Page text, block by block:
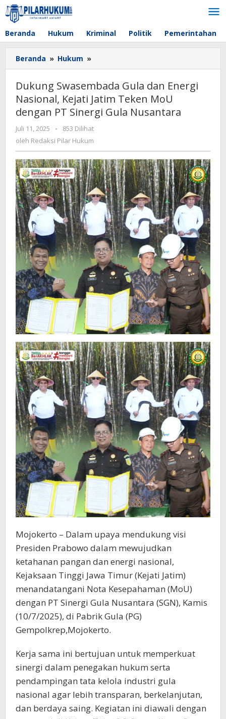
Lewati
ke
konten
Beranda Hukum Kriminal Politik Pemerintahan
Beranda » Hukum »
Swasembada
Gula
dan
Energi
Nasional,
Jatim
Teken
MoU
dengan
PT
Sinergi
Gula
Nusantara
Dukung Swasembada Gula dan Energi
Nasional, Kejati Jatim Teken MoU
dengan PT Sinergi Gula Nusantara
Juli 11, 2025
oleh
Redaksi
Hukum
-
853 Dilihat
oleh Redaksi Pilar Hukum
Mojokerto – Dalam upaya mendukung visi
Presiden Prabowo dalam mewujudkan
ketahanan pangan dan energi nasional,
Kejaksaan Tinggi Jawa Timur (Kejati Jatim)
menandatangani Nota Kesepahaman (MoU)
dengan PT Sinergi Gula Nusantara (SGN), Kamis
(10/7/2025), di Pabrik Gula (PG)
Gempolkrep,Mojokerto.
Kerja sama ini bertujuan untuk memperkuat
sinergi dalam penegakan hukum serta
pendampingan tata kelola industri gula
nasional agar lebih transparan, berkelanjutan,
dan berdaya saing. Kegiatan ini diawali dengan